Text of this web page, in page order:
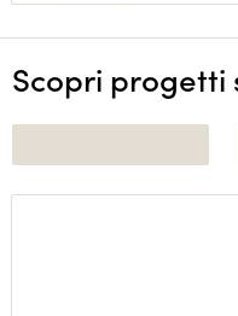
Scopri progetti